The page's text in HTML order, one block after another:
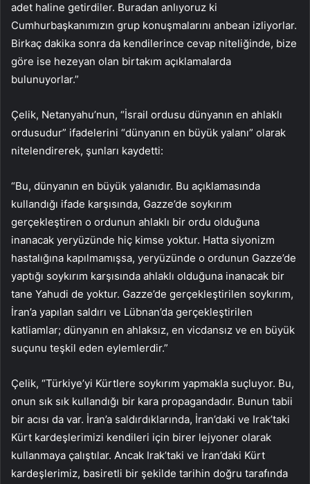
adet haline getirdiler. Buradan anlıyoruz ki
Cumhurbaşkanımızın grup konuşmalarını anbean izliyorlar.
Birkaç dakika sonra da kendilerince cevap niteliğinde, bize
göre ise hezeyan olan birtakım açıklamalarda
bulunuyorlar.”
Çelik, Netanyahu’nun, “İsrail ordusu dünyanın en ahlaklı
ordusudur” ifadelerini “dünyanın en büyük yalanı” olarak
nitelendirerek, şunları kaydetti:
“Bu, dünyanın en büyük yalanıdır. Bu açıklamasında
kullandığı ifade karşısında, Gazze’de soykırım
gerçekleştiren o ordunun ahlaklı bir ordu olduğuna
inanacak yeryüzünde hiç kimse yoktur. Hatta siyonizm
hastalığına kapılmamışsa, yeryüzünde o ordunun Gazze’de
yaptığı soykırım karşısında ahlaklı olduğuna inanacak bir
tane Yahudi de yoktur. Gazze’de gerçekleştirilen soykırım,
İran’a yapılan saldırı ve Lübnan’da gerçekleştirilen
katliamlar; dünyanın en ahlaksız, en vicdansız ve en büyük
suçunu teşkil eden eylemlerdir.”
Çelik, “Türkiye’yi Kürtlere soykırım yapmakla suçluyor. Bu,
onun sık sık kullandığı bir kara propagandadır. Bunun tabii
bir acısı da var. İran’a saldırdıklarında, İran’daki ve Irak’taki
Kürt kardeşlerimizi kendileri için birer lejyoner olarak
kullanmaya çalıştılar. Ancak Irak’taki ve İran’daki Kürt
kardeşlerimiz, basiretli bir şekilde tarihin doğru tarafında